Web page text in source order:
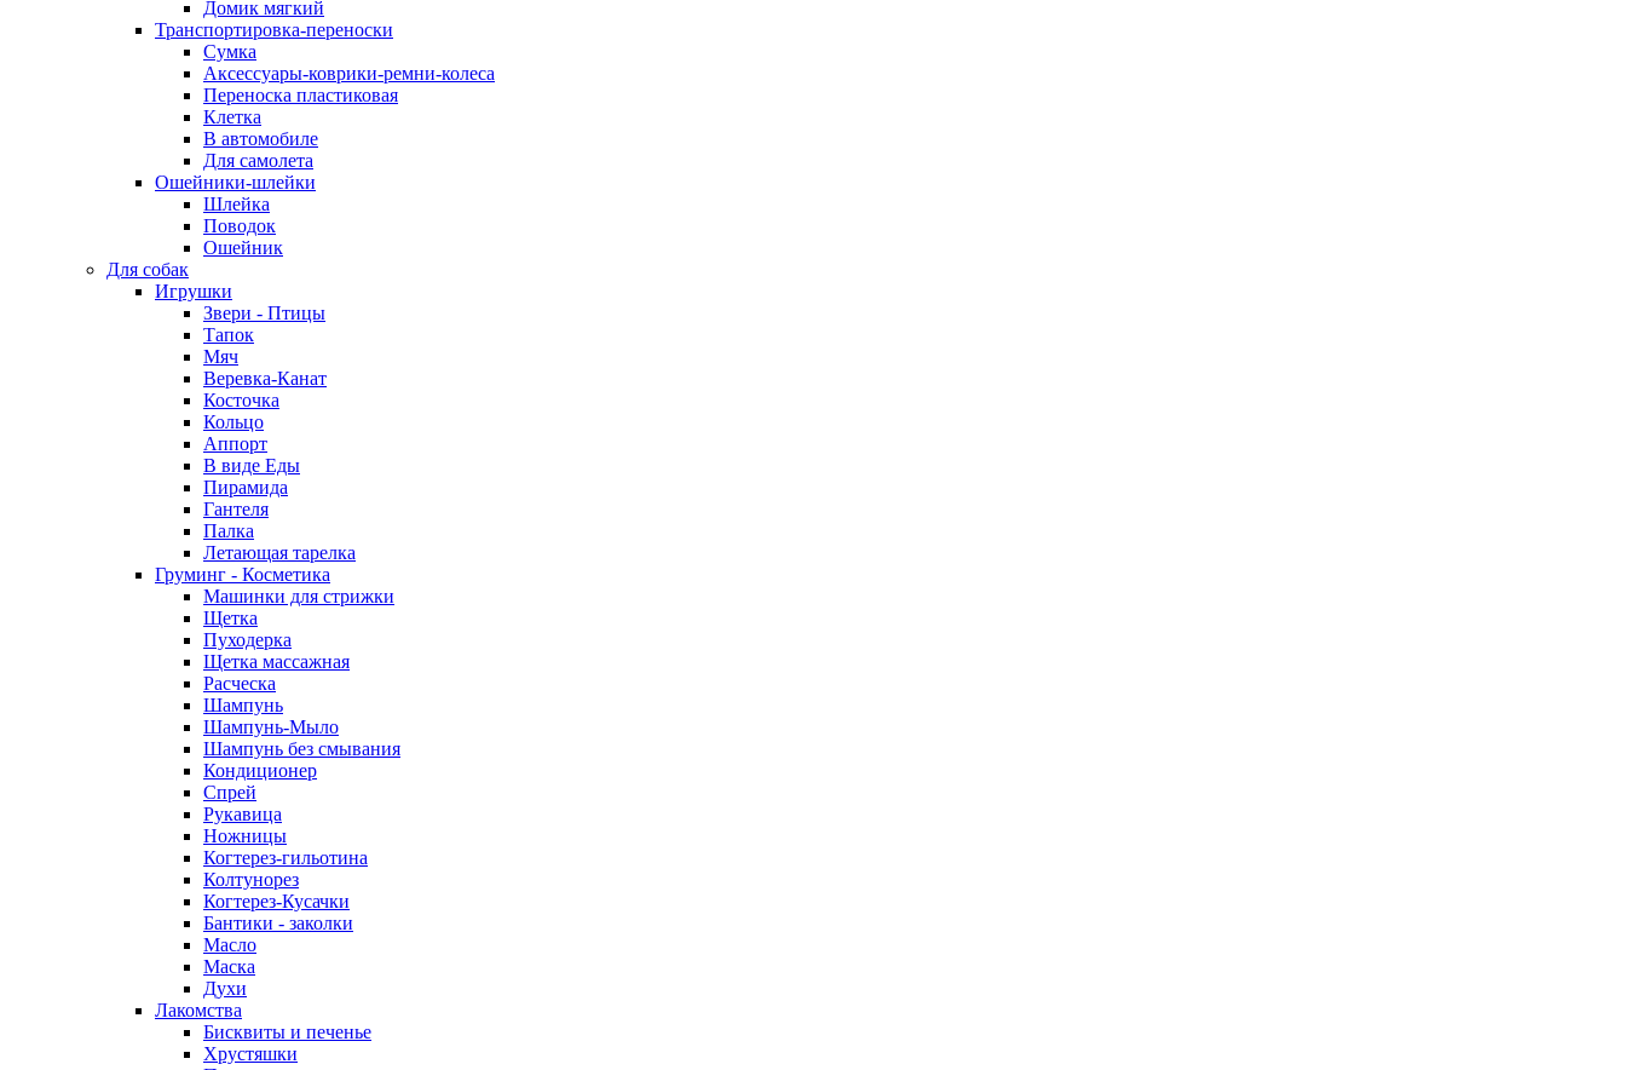
Домик мягкий
Транспортировка-переноски
Сумка
Аксессуары-коврики-ремни-колеса
Переноска пластиковая
Клетка
В автомобиле
Для самолета
Ошейники-шлейки
Шлейка
Поводок
Ошейник
Для собак
Игрушки
Звери - Птицы
Тапок
Мяч
Веревка-Канат
Косточка
Кольцо
Аппорт
В виде Еды
Пирамида
Гантеля
Палка
Летающая тарелка
Груминг - Косметика
Машинки для стрижки
Щетка
Пуходерка
Щетка массажная
Расческа
Шампунь
Шампунь-Мыло
Шампунь без cмывания
Кондиционер
Спрей
Рукавица
Ножницы
Когтерез-гильотина
Колтунорез
Когтерез-Кусачки
Бантики - заколки
Масло
Маска
Духи
Лакомства
Бисквиты и печенье
Хрустяшки